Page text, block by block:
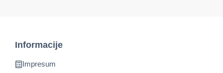
Informacije
Impresum